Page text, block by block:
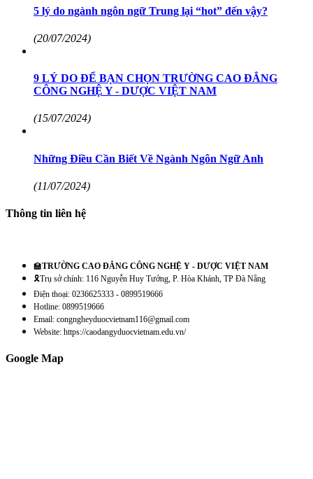
5 lý do ngành ngôn ngữ Trung lại “hot” đến vậy?
(20/07/2024)
9 LÝ DO ĐỂ BẠN CHỌN TRƯỜNG CAO ĐẲNG
CÔNG NGHỆ Y - DƯỢC VIỆT NAM
(15/07/2024)
Những Điều Cần Biết Về Ngành Ngôn Ngữ Anh
(11/07/2024)
Thông tin liên hệ
🏫TRƯỜNG CAO ĐẲNG CÔNG NGHỆ Y - DƯỢC VIỆT NAM
🎗️Trụ sở chính: 116 Nguyễn Huy Tưởng, P. Hòa Khánh, TP Đà Nẵng
Điện thoại: 0236625333 - 0899519666
Hotline: 0899519666
Email: congngheyduocvietnam116@gmail.com
Website: https://caodangyduocvietnam.edu.vn/
Google Map